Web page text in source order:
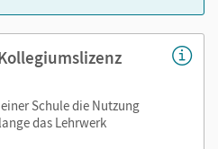
Videos
Code zur Freischaltung des
.
Schule die Nutzung
das Lehrwerk